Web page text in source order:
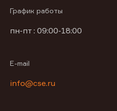
График работы
пн-пт : 09:00-18:00
E-mail
info@cse.ru